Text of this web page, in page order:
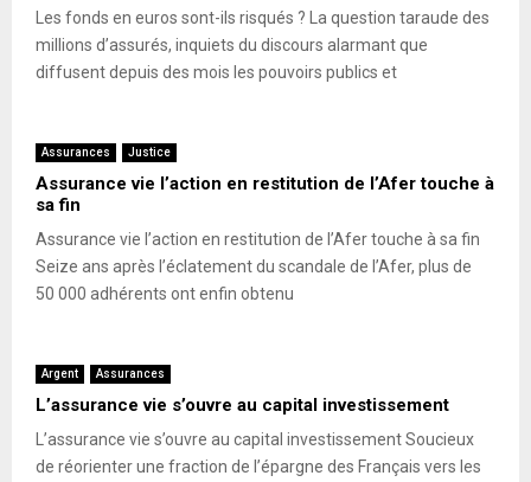
Les fonds en euros sont-ils risqués ? La question taraude des
millions d’assurés, inquiets du discours alarmant que
diffusent depuis des mois les pouvoirs publics et
Assurances Justice
Assurance vie l’action en restitution de l’Afer touche à
sa fin
Assurance vie l’action en restitution de l’Afer touche à sa fin
Seize ans après l’éclatement du scandale de l’Afer, plus de
50 000 adhérents ont enfin obtenu
Argent Assurances
L’assurance vie s’ouvre au capital investissement
L’assurance vie s’ouvre au capital investissement Soucieux
de réorienter une fraction de l’épargne des Français vers les